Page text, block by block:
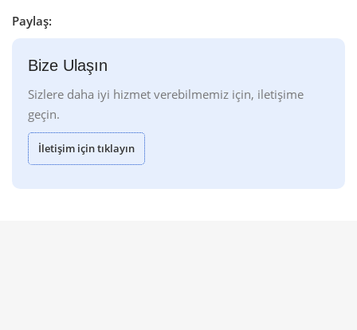
Paylaş:
Bize Ulaşın
Sizlere daha iyi hizmet verebilmemiz için, iletişime
geçin.
İletişim için tıklayın